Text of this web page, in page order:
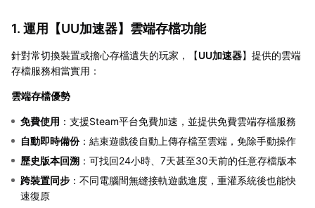
1. 運用【UU加速器】雲端存檔功能
針對常切換裝置或擔心存檔遺失的玩家，【UU加速器】提供的雲端
存檔服務相當實用：
雲端存檔優勢
免費使用 ：支援Steam平台免費加速，並提供免費雲端存檔服務
自動即時備份：結束遊戲後自動上傳存檔至雲端，免除手動操作
歷史版本回溯 ：可找回24小時、7天甚至30天前的任意存檔版本
跨裝置同步 ：不同電腦間無縫接軌遊戲進度，重灌系統後也能快
速復原